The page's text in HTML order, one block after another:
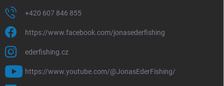
+420 607 846 855
https://www.facebook.com/jonasederfishing
ederfishing.cz
https://www.youtube.com/@JonasEderFishing/